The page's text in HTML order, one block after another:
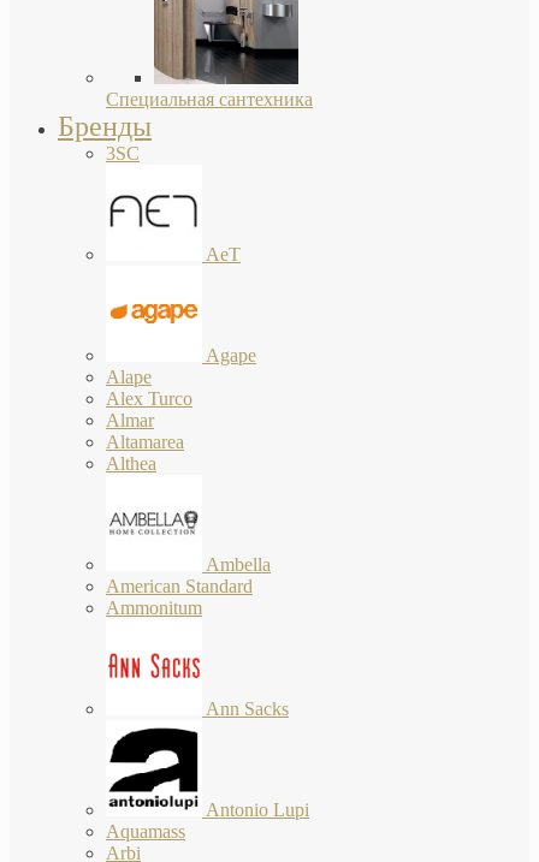
Специальная сантехника
Бренды
3SC
AeT
Agape
Alape
Alex Turco
Almar
Altamarea
Althea
Ambella
American Standard
Ammonitum
Ann Sacks
Antonio Lupi
Aquamass
Arbi